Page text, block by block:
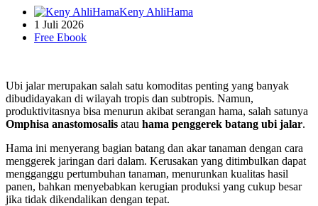
Keny AhliHama
1 Juli 2026
Free Ebook
Ubi jalar merupakan salah satu komoditas penting yang banyak
dibudidayakan di wilayah tropis dan subtropis. Namun,
produktivitasnya bisa menurun akibat serangan hama, salah satunya
Omphisa anastomosalis atau hama penggerek batang ubi jalar.
Hama ini menyerang bagian batang dan akar tanaman dengan cara
menggerek jaringan dari dalam. Kerusakan yang ditimbulkan dapat
mengganggu pertumbuhan tanaman, menurunkan kualitas hasil
panen, bahkan menyebabkan kerugian produksi yang cukup besar
jika tidak dikendalikan dengan tepat.